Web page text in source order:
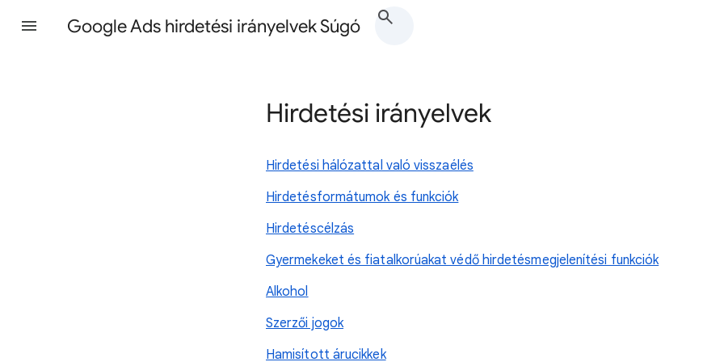
Google Ads hirdetési irányelvek Súgó
Hirdetési irányelvek
Hirdetési hálózattal való visszaélés
Hirdetésformátumok és funkciók
Hirdetéscélzás
Gyermekeket és fiatalkorúakat védő hirdetésmegjelenítési funkciók
Alkohol
Szerzői jogok
Hamisított árucikkek